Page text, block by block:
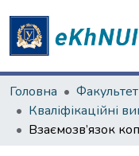
Головна
Факультет